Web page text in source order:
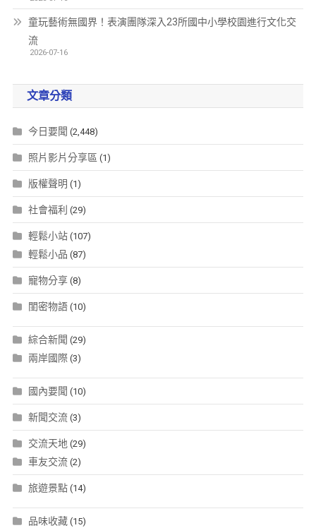
童玩藝術無國界！表演團隊深入23所國中小學校園進行文化交
流
2026-07-16
文章分類
今日要聞 (2,448)
照片影片分享區 (1)
版權聲明 (1)
社會福利 (29)
輕鬆小站(107)
輕鬆小品 (87)
寵物分享(8)
閨密物語(10)
綜合新聞 (29)
兩岸國際(3)
國內要聞 (10)
新聞交流(3)
交流天地(29)
車友交流(2)
旅遊景點(14)
品味收藏(15)